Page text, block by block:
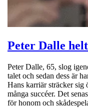
Peter Dalle
Peter Dalle, 65, slog
talet och sedan dess är
Hans karriär sträcker sig
många succéer. Det
för honom och